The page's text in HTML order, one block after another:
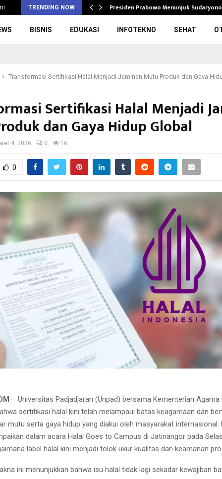
TRENDING NOW
Pengadaan… Presiden Prabowo Menunjuk
BISNIS EDUKASI INFOTEKNO SEHAT
Transformasi Sertifikasi Halal Menjadi Jaminan Mutu Produk dan Gaya
Sertifikasi Halal Menjadi
dan Gaya Hidup Global
4, 2026 0 16
0
– Universitas Padjadjaran (Unpad) bersama Kementerian Agama
sertifikasi halal kini telah melampaui batas keagamaan dan
mutu serta gaya hidup yang diakui oleh masyarakat internasional.
dalam acara Halal Goes to Campus di Jatinangor pada
label halal kini menjadi tolok ukur kualitas dan keamanan
ini menunjukkan bahwa isu halal tidak lagi sekadar kewajiban